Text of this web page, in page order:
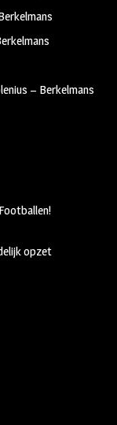
– Berkelmans
opzet